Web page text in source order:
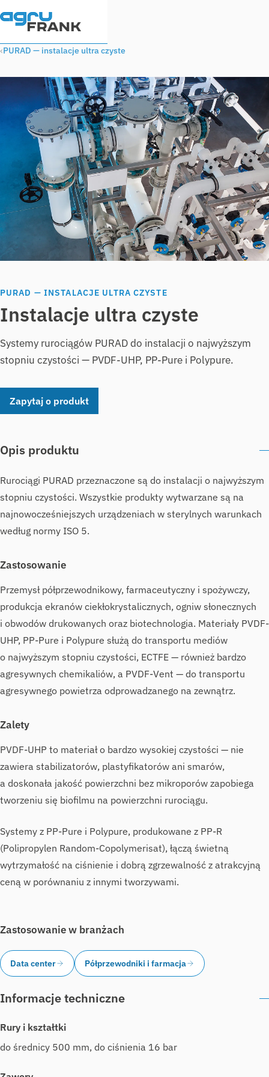
PURAD — instalacje ultra czyste
PURAD — INSTALACJE ULTRA CZYSTE
Instalacje ultra czyste
Systemy rurociągów PURAD do instalacji o najwyższym
stopniu czystości — PVDF-UHP, PP-Pure i Polypure.
Zapytaj o produkt
Opis produktu
Rurociągi PURAD przeznaczone są do instalacji o najwyższym
stopniu czystości. Wszystkie produkty wytwarzane są na
najnowocześniejszych urządzeniach w sterylnych warunkach
według normy ISO 5.
Zastosowanie
Przemysł półprzewodnikowy, farmaceutyczny i spożywczy,
produkcja ekranów ciekłokrystalicznych, ogniw słonecznych
i obwodów drukowanych oraz biotechnologia. Materiały PVDF-
UHP, PP-Pure i Polypure służą do transportu mediów
o najwyższym stopniu czystości, ECTFE — również bardzo
agresywnych chemikaliów, a PVDF-Vent — do transportu
agresywnego powietrza odprowadzanego na zewnątrz.
Zalety
PVDF-UHP to materiał o bardzo wysokiej czystości — nie
zawiera stabilizatorów, plastyfikatorów ani smarów,
a doskonała jakość powierzchni bez mikroporów zapobiega
tworzeniu się biofilmu na powierzchni rurociągu.
Systemy z PP-Pure i Polypure, produkowane z PP-R
(Polipropylen Random-Copolymerisat), łączą świetną
wytrzymałość na ciśnienie i dobrą zgrzewalność z atrakcyjną
ceną w porównaniu z innymi tworzywami.
Zastosowanie w branżach
Data center Półprzewodniki i farmacja
Informacje techniczne
Rury i kształtki
do średnicy 500 mm, do ciśnienia 16 bar